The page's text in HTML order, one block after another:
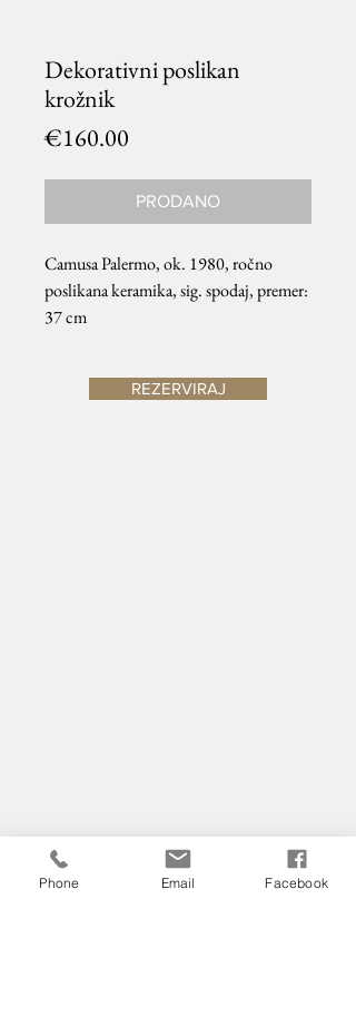
Dekorativni poslikan
krožnik
€160.00
PRODANO
Camusa Palermo, ok. 1980, ročno
poslikana keramika, sig. spodaj, premer:
37 cm
REZERVIRAJ
Phone Email Facebook